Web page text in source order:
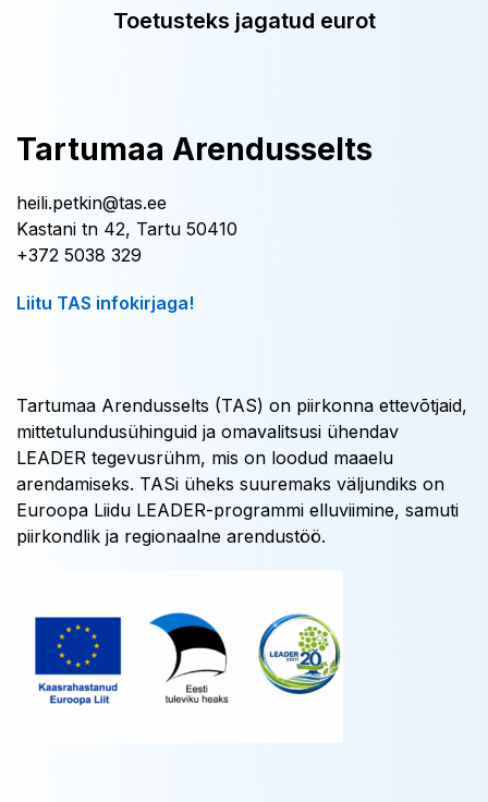
Toetusteks jagatud eurot
Tartumaa Arendusselts
heili.petkin@tas.ee
Kastani tn 42, Tartu 50410
+372 5038 329
Liitu TAS infokirjaga!
Tartumaa Arendusselts (TAS) on piirkonna ettevõtjaid,
mittetulundusühinguid ja omavalitsusi ühendav
LEADER tegevusrühm, mis on loodud maaelu
arendamiseks. TASi üheks suuremaks väljundiks on
Euroopa Liidu LEADER-programmi elluviimine, samuti
piirkondlik ja regionaalne arendustöö.